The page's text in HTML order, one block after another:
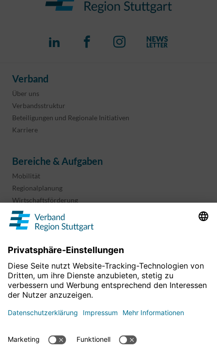
Verband
Über uns
Verbandsstruktur
Beteiligungen und Regionale Initiativen
Karriere
Bereiche & Aufgaben
Mobilität
Regionalplanung
Wirtschaftsförderung
Sport und Kultur
Projekte & Programme
Informationen & Downloads
Geoinformation